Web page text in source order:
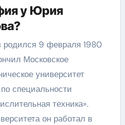
у Юрия
родился 9 февраля 1980
Московское
университет
специальности
техника».
он работал в